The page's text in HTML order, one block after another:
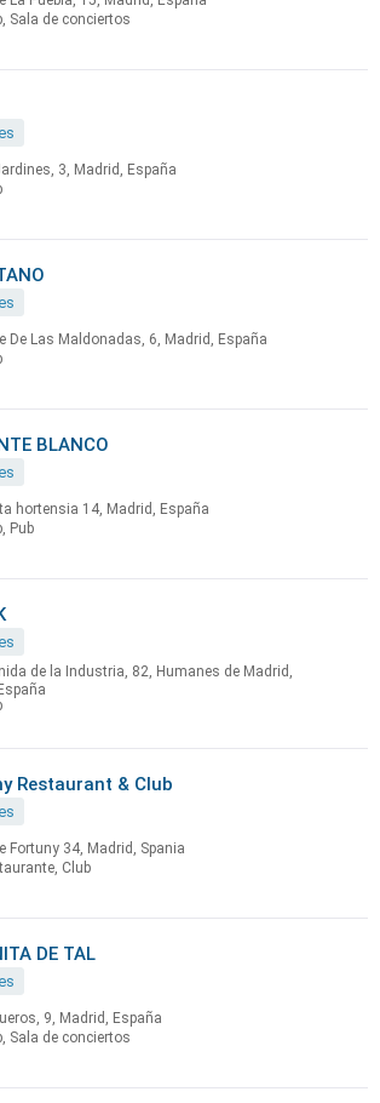
Sala de conciertos
3, Madrid, España
De Las Maldonadas, 6, Madrid, España
BLANCO
hortensia 14, Madrid, España
Pub
de la Industria, 82, Humanes de Madrid,
Restaurant & Club
Fortuny 34, Madrid, Spania
Club
DE TAL
9, Madrid, España
Sala de conciertos